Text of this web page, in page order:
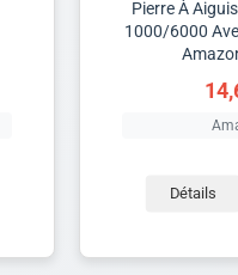
Pierre À
1000/6000
Détails